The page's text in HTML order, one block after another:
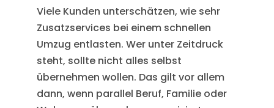
Viele Kunden unterschätzen, wie sehr
Zusatzservices bei einem schnellen
Umzug entlasten. Wer unter Zeitdruck
steht, sollte nicht alles selbst
übernehmen wollen. Das gilt vor allem
dann, wenn parallel Beruf, Familie oder